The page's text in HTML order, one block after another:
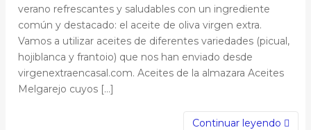
verano refrescantes y saludables con un ingrediente
común y destacado: el aceite de oliva virgen extra.
Vamos a utilizar aceites de diferentes variedades (picual,
hojiblanca y frantoio) que nos han enviado desde
virgenextraencasal.com. Aceites de la almazara Aceites
Melgarejo cuyos […]
Continuar leyendo